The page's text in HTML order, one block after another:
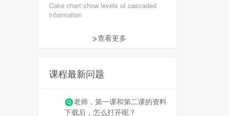
Cake chart:show levels of cascaded
information
查看更多
课程最新问题
老师，第一课和第二课的资料
下载后，怎么打开呢？